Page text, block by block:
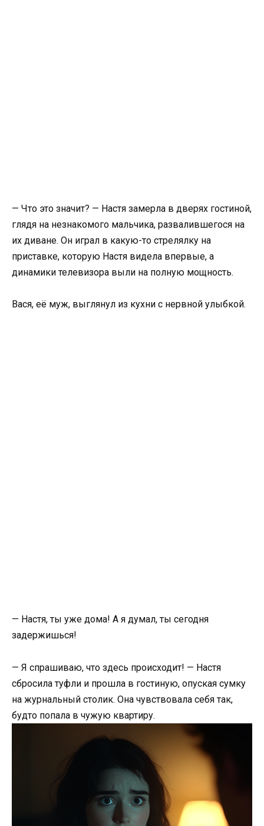
— Что это значит? — Настя замерла в дверях гостиной,
глядя на незнакомого мальчика, развалившегося на
их диване. Он играл в какую-то стрелялку на
приставке, которую Настя видела впервые, а
динамики телевизора выли на полную мощность.
Вася, её муж, выглянул из кухни с нервной улыбкой.
— Настя, ты уже дома! А я думал, ты сегодня
задержишься!
— Я спрашиваю, что здесь происходит! — Настя
сбросила туфли и прошла в гостиную, опуская сумку
на журнальный столик. Она чувствовала себя так,
будто попала в чужую квартиру.